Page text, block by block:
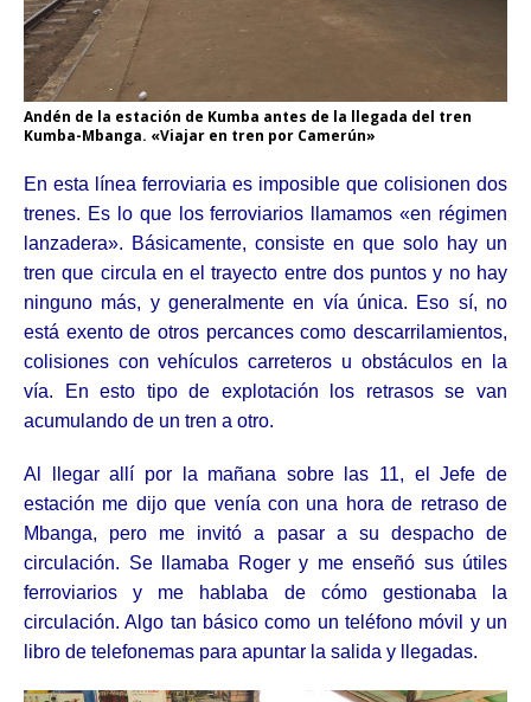
Andén de la estación de Kumba antes de la llegada del tren
Kumba-Mbanga. «Viajar en tren por Camerún»
En esta línea ferroviaria es imposible que colisionen dos
trenes. Es lo que los ferroviarios llamamos «en régimen
lanzadera». Básicamente, consiste en que solo hay un
tren que circula en el trayecto entre dos puntos y no hay
ninguno más, y generalmente en vía única. Eso sí, no
está exento de otros percances como descarrilamientos,
colisiones con vehículos carreteros u obstáculos en la
vía. En esto tipo de explotación los retrasos se van
acumulando de un tren a otro.
Al llegar allí por la mañana sobre las 11, el Jefe de
estación me dijo que venía con una hora de retraso de
Mbanga, pero me invitó a pasar a su despacho de
circulación. Se llamaba Roger y me enseñó sus útiles
ferroviarios y me hablaba de cómo gestionaba la
circulación. Algo tan básico como un teléfono móvil y un
libro de telefonemas para apuntar la salida y llegadas.